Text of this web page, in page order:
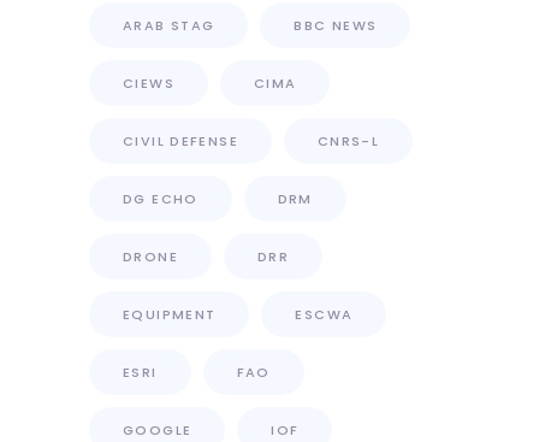
ARAB STAG BBC NEWS
CIEWS CIMA
CIVIL DEFENSE CNRS-L
DG ECHO DRM
DRONE DRR
EQUIPMENT ESCWA
ESRI FAO
GOOGLE IOF